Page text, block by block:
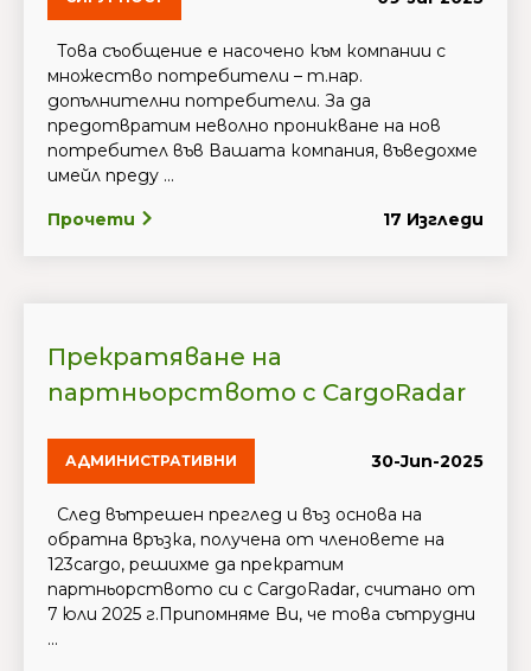
Това съобщение е насочено към компании с
множество потребители – т.нар.
допълнителни потребители. За да
предотвратим неволно проникване на нов
потребител във Вашата компания, въведохме
имейл преду ...
Прочети 17 Изгледи
Прекратяване на
партньорството с CargoRadar
АДМИНИСТРАТИВНИ 30-Jun-2025
След вътрешен преглед и въз основа на
обратна връзка, получена от членовете на
123cargo, решихме да прекратим
партньорството си с CargoRadar, считано от
7 юли 2025 г.Припомняме Ви, че това сътрудни
...